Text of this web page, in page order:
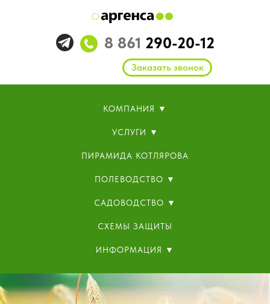
8 861 290-20-12
Заказать звонок
КОМПАНИЯ ▼
УСЛУГИ ▼
ПИРАМИДА КОТЛЯРОВА
ПОЛЕВОДСТВО ▼
САДОВОДСТВО ▼
СХЕМЫ ЗАЩИТЫ
ИНФОРМАЦИЯ ▼